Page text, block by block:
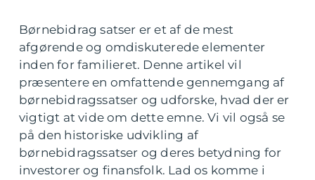
Børnebidrag satser er et af de mest
afgørende og omdiskuterede elementer
inden for familieret. Denne artikel vil
præsentere en omfattende gennemgang af
børnebidragssatser og udforske, hvad der er
vigtigt at vide om dette emne. Vi vil også se
på den historiske udvikling af
børnebidragssatser og deres betydning for
investorer og finansfolk. Lad os komme i